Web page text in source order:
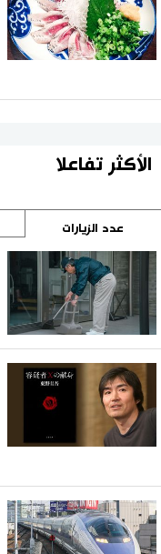
الأكثر تفاعلا
عدد الزيارات